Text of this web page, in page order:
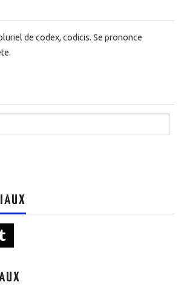
de codex, codicis. Se prononce